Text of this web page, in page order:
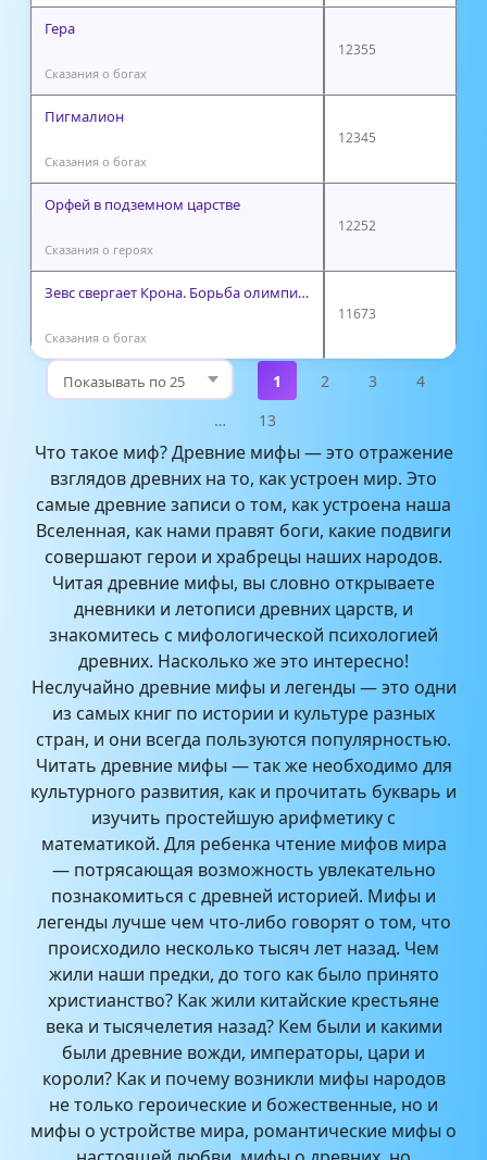
Гера
Сказания о богах
12355
Пигмалион
Сказания о богах
12345
Орфей в подземном царстве
Сказания о героях
12252
Зевс свергает Крона. Борьба олимпийцев с титанами
Сказания о богах
11673
1 2 3
4
…
13
Что такое миф? Древние мифы — это отражение
взглядов древних на то, как устроен мир. Это
самые древние записи о том, как устроена наша
Вселенная, как нами правят боги, какие подвиги
совершают герои и храбрецы наших народов.
Читая древние мифы, вы словно открываете
дневники и летописи древних царств, и
знакомитесь с мифологической психологией
древних. Насколько же это интересно!
Неслучайно древние мифы и легенды — это одни
из самых книг по истории и культуре разных
стран, и они всегда пользуются популярностью.
Читать древние мифы — так же необходимо для
культурного развития, как и прочитать букварь и
изучить простейшую арифметику с
математикой. Для ребенка чтение мифов мира
— потрясающая возможность увлекательно
познакомиться с древней историей. Мифы и
легенды лучше чем что-либо говорят о том, что
происходило несколько тысяч лет назад. Чем
жили наши предки, до того как было принято
христианство? Как жили китайские крестьяне
века и тысячелетия назад? Кем были и какими
были древние вожди, императоры, цари и
короли? Как и почему возникли мифы народов
не только героические и божественные, но и
мифы о устройстве мира, романтические мифы о